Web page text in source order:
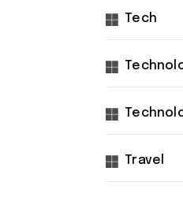
Tech
Travel